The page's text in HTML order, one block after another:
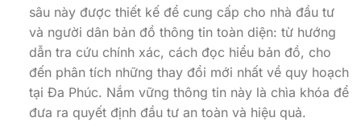
sâu này được thiết kế để cung cấp cho nhà đầu tư
và người dân bản đồ thông tin toàn diện: từ hướng
dẫn tra cứu chính xác, cách đọc hiểu bản đồ, cho
đến phân tích những thay đổi mới nhất về quy hoạch
tại Đa Phúc. Nắm vững thông tin này là chìa khóa để
đưa ra quyết định đầu tư an toàn và hiệu quả.